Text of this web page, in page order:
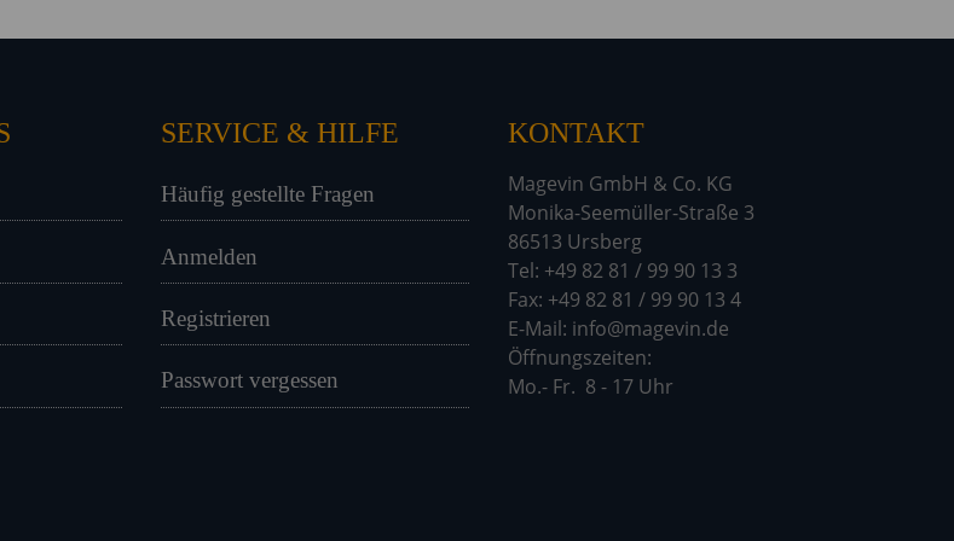
SERVICE & HILFE
Häufig gestellte Fragen
Anmelden
Registrieren
Passwort vergessen
KONTAKT
Magevin GmbH & Co. KG
Monika-Seemüller-Straße 3
86513 Ursberg
Tel: +49 82 81 / 99 90 13 3
Fax: +49 82 81 / 99 90 13 4
E-Mail: info@magevin.de
Mo.- Fr. 8 - 17 Uhr